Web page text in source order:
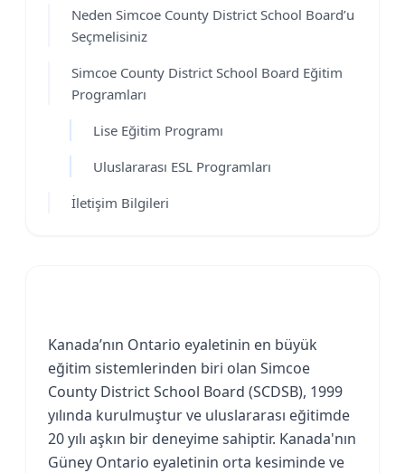
Neden Simcoe County District School Board’u
Seçmelisiniz
Simcoe County District School Board Eğitim
Programları
Lise Eğitim Programı
Uluslararası ESL Programları
İletişim Bilgileri
Kanada’nın Ontario eyaletinin en büyük
eğitim sistemlerinden biri olan Simcoe
County District School Board (SCDSB), 1999
yılında kurulmuştur ve uluslararası eğitimde
20 yılı aşkın bir deneyime sahiptir. Kanada'nın
Güney Ontario eyaletinin orta kesiminde ve